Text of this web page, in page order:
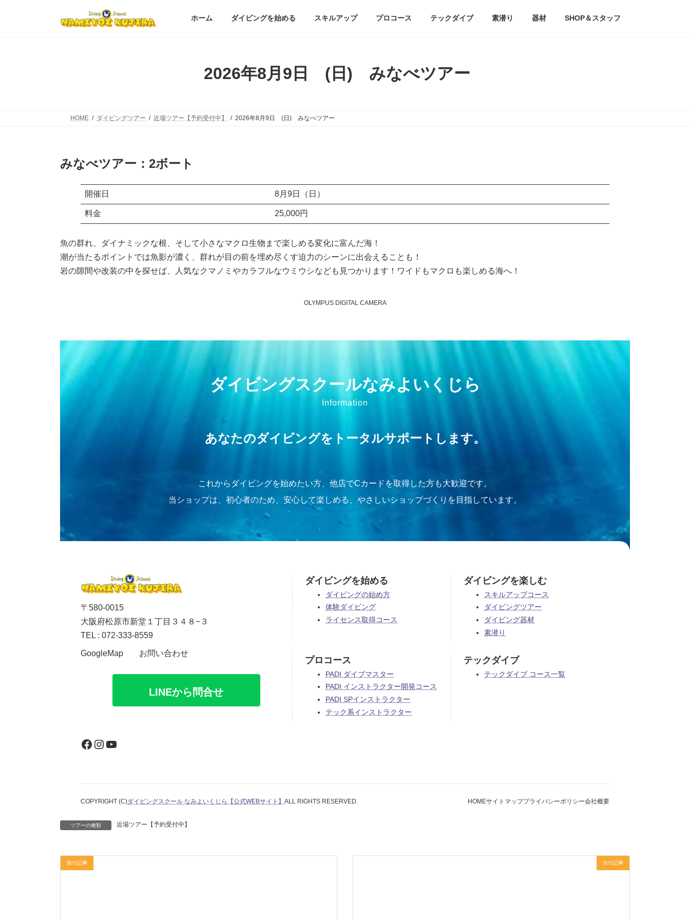
ホーム ダイビングを始める スキルアップ プロコース テックダイブ 素潜り 器材 SHOP＆スタッフ
2026年8月9日 (日) みなべツアー
HOME ダイビングツアー 近場ツアー【予約受付中】 2026年8月9日 (日) みなべツアー
みなべツアー ：2ボート
開催日 8月9日（日）
料金 25,000円
魚の群れ、ダイナミックな根、そして小さなマクロ生物まで楽しめる変化に富んだ海！
潮が当たるポイントでは魚影が濃く、群れが目の前を埋め尽くす迫力のシーンに出会えることも！
岩の隙間や改装の中を探せば、人気なクマノミやカラフルなウミウシなども見つかります！ワイドもマクロも楽しめる海へ！
OLYMPUS DIGITAL CAMERA
ダイビングスクールなみよいくじら
Information
あなたのダイビングをトータルサポートします。
これからダイビングを始めたい方、他店でCカードを取得した方も大歓迎です。
当ショップは、初心者のため、安心して楽しめる、やさしいショップづくりを目指しています。
〒580-0015
大阪府松原市新堂１丁目３４８−３
TEL : 072-333-8559
GoogleMap お問い合わせ
LINEから問合せ
Facebook
Instagram
YouTube
ダイビングを始める
ダイビングの始め方
体験ダイビング
ライセンス取得コース
ダイビングを楽しむ
スキルアップコース
ダイビングツアー
ダイビング器材
素潜り
プロコース
PADI ダイブマスター
PADI インストラクター開発コース
PADI SPインストラクター
テック系インストラクター
テックダイブ
テックダイブ コース一覧
COPYRIGHT (C)ダイビングスクール なみよいくじら【公式WEBサイト】 ALL RIGHTS RESERVED. HOMEサイトマッププライバシーポリシー会社概要
ツアーの種類 近場ツアー【予約受付中】
前の記事 次の記事